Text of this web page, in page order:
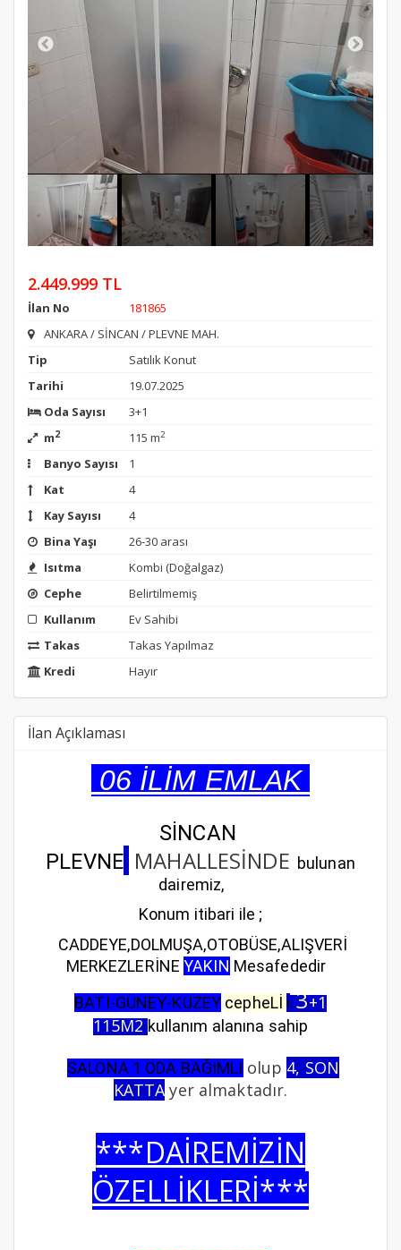
2.449.999 TL
İlan No
181865
ANKARA / SİNCAN / PLEVNE MAH.
Tip
Satılık Konut
Tarihi
19.07.2025
Oda Sayısı
3+1
m2 115 m2
Banyo Sayısı
1
Kat
4
Kay Sayısı
4
Bina Yaşı
26-30 arası
Isıtma
Kombi (Doğalgaz)
Cephe
Belirtilmemiş
Kullanım
Ev Sahibi
Takas
Takas Yapılmaz
Kredi
Hayır
İlan Açıklaması
06 İLİM EMLAK
SİNCAN
PLEVNE MAHALLESİNDE bulunan
dairemiz,
Konum itibari ile ;
CADDEYE,DOLMUŞA,OTOBÜSE,ALIŞVERİ
MERKEZLERİNEYAKIN Mesafededir
BATI-GÜNEY-KUZEY cepheLİ i3+1
115M2 kullanım alanına sahip
SALONA 1 ODA BAĞIMLI olup 4, SON
KATTA yer almaktadır.
***DAİREMİZİN
ÖZELLİKLERİ***